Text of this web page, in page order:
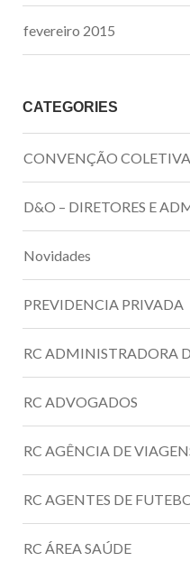
fevereiro 2015
CATEGORIES
CONVENÇÃO
D&O – DIRETORES E
Novidades
PREVIDENCIA PRIVADA
RC ADMINISTRADORA
RC ADVOGADOS
RC AGÊNCIA DE
RC AGENTES DE
RC ÁREA SAÚDE